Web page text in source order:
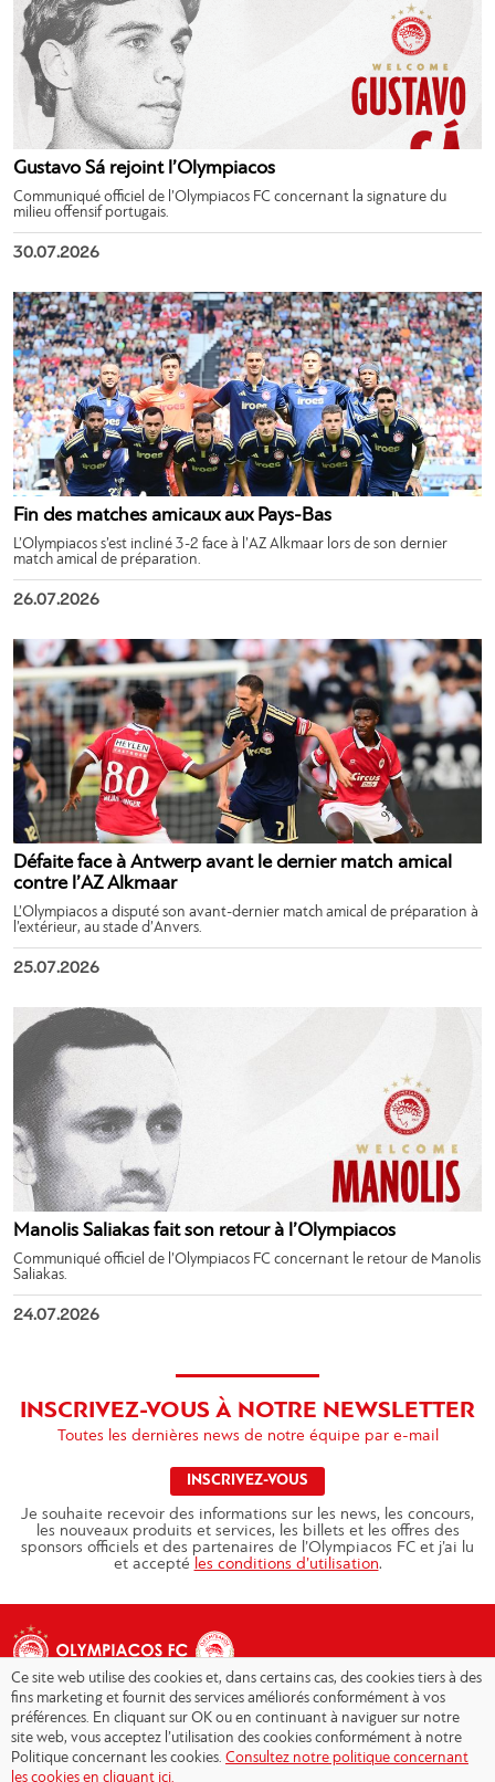
Gustavo Sá rejoint l’Olympiacos
Communiqué officiel de l’Olympiacos FC concernant la signature du
milieu offensif portugais.
30.07.2026
Fin des matches amicaux aux Pays-Bas
L’Olympiacos s’est incliné 3-2 face à l’AZ Alkmaar lors de son dernier
match amical de préparation.
26.07.2026
Défaite face à Antwerp avant le dernier match amical
contre l’AZ Alkmaar
L’Olympiacos a disputé son avant-dernier match amical de préparation à
l’extérieur, au stade d’Anvers.
25.07.2026
Manolis Saliakas fait son retour à l’Olympiacos
Communiqué officiel de l’Olympiacos FC concernant le retour de Manolis
Saliakas.
24.07.2026
INSCRIVEZ-VOUS À NOTRE NEWSLETTER
Toutes les dernières news de notre équipe par e-mail
INSCRIVEZ-VOUS
Je souhaite recevoir des informations sur les news, les concours,
les nouveaux produits et services, les billets et les offres des
sponsors officiels et des partenaires de l’Olympiacos FC et j’ai lu
et accepté les conditions d’utilisation.
Copyright © 2026 - Olympiacos.org
Ce site web utilise des cookies et, dans certains cas, des cookies tiers à des
fins marketing et fournit des services améliorés conformément à vos
préférences. En cliquant sur OK ou en continuant à naviguer sur notre
site web, vous acceptez l’utilisation des cookies conformément à notre
Politique concernant les cookies. Consultez notre politique concernant
les cookies en cliquant ici.